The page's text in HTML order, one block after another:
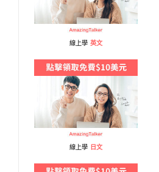
線上學 英文
線上學 日文